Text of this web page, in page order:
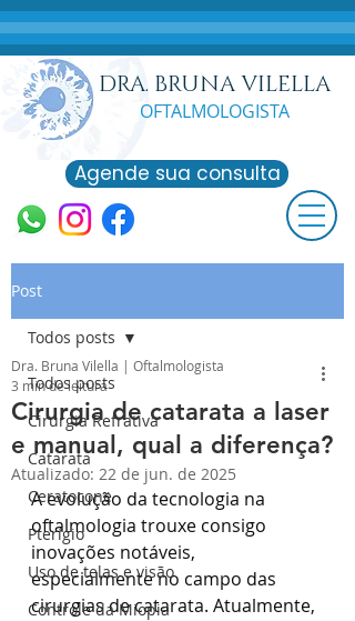
Agende sua consulta
DRA. BRUNA VILELLA
OFTALMOLOGISTA
Post
Todos posts
Cirurgia Refrativa
Catarata
Ceratocone
Pterígio
Uso de telas e visão
Controle da Miopia
Todos posts
Cirurgia de catarata a laser
e manual, qual a diferença?
Dra. Bruna Vilella | Oftalmologista
3 min de leitura
Atualizado: 22 de jun. de 2025
A evolução da tecnologia na
oftalmologia trouxe consigo
inovações notáveis,
especialmente no campo das
cirurgias de catarata. Atualmente,